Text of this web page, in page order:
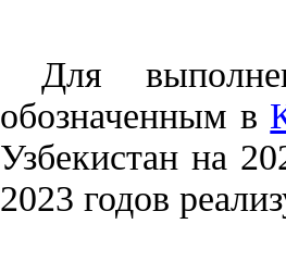
Для
обозначенным в
Узбекистан на
2023 годов